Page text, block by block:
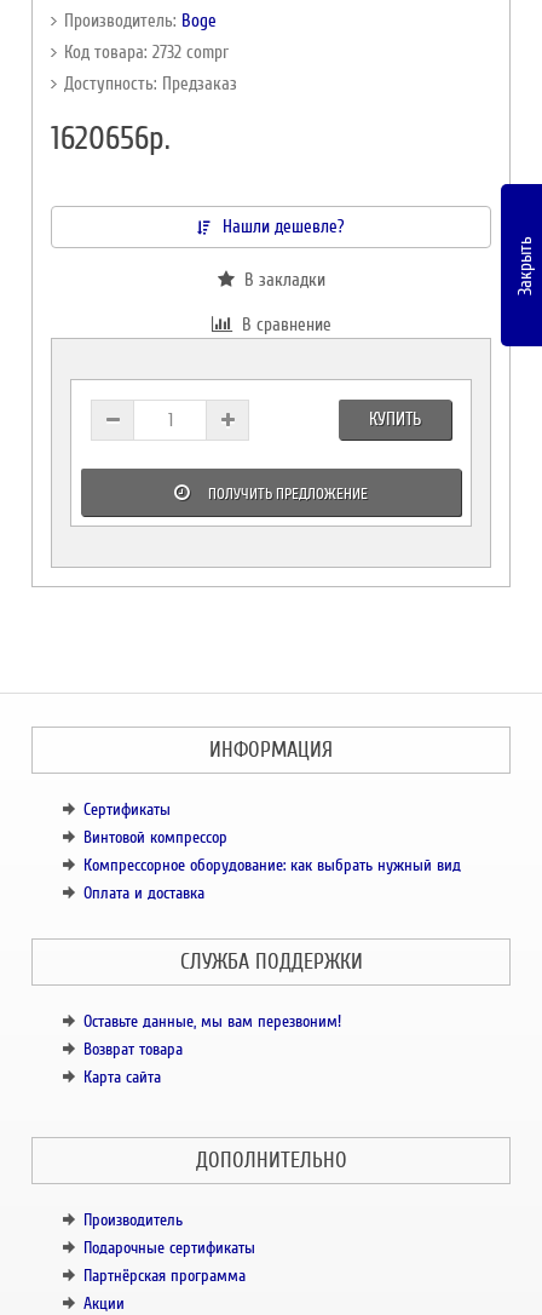
Производитель: Boge
Код товара: 2732 compr
Доступность: Предзаказ
1620656р.
Нашли дешевле?
В закладки
В сравнение
КУПИТЬ
ПОЛУЧИТЬ ПРЕДЛОЖЕНИЕ
ИНФОРМАЦИЯ
Сертификаты
Винтовой компрессор
Компрессорное оборудование: как выбрать нужный вид
Оплата и доставка
СЛУЖБА ПОДДЕРЖКИ
Оставьте данные, мы вам перезвоним!
Возврат товара
Карта сайта
ДОПОЛНИТЕЛЬНО
Производитель
Подарочные сертификаты
Партнёрская программа
Акции
Закрыть